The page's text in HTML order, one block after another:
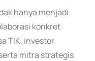
hanya menjadi
konkret
TIK, investor
mitra strategis